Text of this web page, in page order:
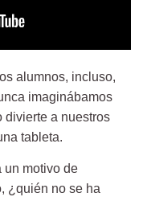
alumnos, incluso,
imaginábamos
divierte a nuestros
tableta.
un motivo de
¿quién no se ha